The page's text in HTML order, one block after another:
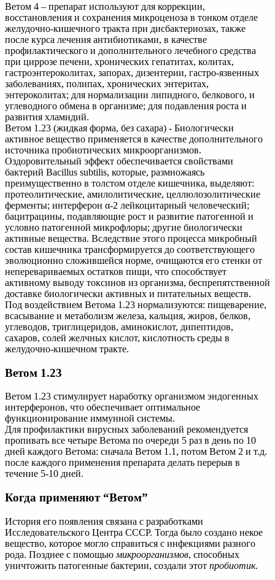
Ветом 4 – препарат используют для коррекции,
восстановления и сохранения микроценоза в тонком отделе
желудочно-кишечного тракта при дисбактериозах, также
после курса лечения антибиотиками, в качестве
профилактического и дополнительного лечебного средства
при циррозе печени, хронических гепатитах, колитах,
гастроэнтероколитах, запорах, дизентерии, гастро-язвенных
заболеваниях, полипах, хронических энтеритах,
энтероколитах; для нормализации липидного, белкового, и
углеводного обмена в организме; для подавления роста и
развития хламидий.
Ветом 1.23 (жидкая форма, без сахара) - Биологически
активное вещество применяется в качестве дополнительного
источника пробиотических микроорганизмов.
Оздоровительный эффект обеспечивается свойствами
бактерий Bacillus subtilis, которые, размножаясь
преимущественно в толстом отделе кишечника, выделяют:
протеолитические, амилолитические, целлюлозолитические
ферменты; интерферон α-2 лейкоцитарный человеческий;
бацитрацины, подавляющие рост и развитие патогенной и
условно патогенной микрофлоры; другие биологически
активные вещества. Вследствие этого процесса микробный
состав кишечника трансформируется до соответствующего
эволюционно сложившейся норме, очищаются его стенки от
неперевариваемых остатков пищи, что способствует
активному выводу токсинов из организма, беспрепятственной
доставке биологически активных и питательных веществ.
Под воздействием Ветома 1.23 нормализуются: пищеварение,
всасывание и метаболизм железа, кальция, жиров, белков,
углеводов, триглицеридов, аминокислот, дипептидов,
сахаров, солей желчных кислот, кислотность среды в
желудочно-кишечном тракте.
Ветом 1.23
Ветом 1.23 стимулирует наработку организмом эндогенных
интерферонов, что обеспечивает оптимальное
функционирование иммунной системы.
Для профилактики вирусных заболеваний рекомендуется
пропивать все четыре Ветома по очереди 5 раз в день по 10
дней каждого Ветома: сначала Ветом 1.1, потом Ветом 2 и т.д.
после каждого применения препарата делать перерыв в
течение 5-10 дней.
Когда применяют “Ветом”
История его появления связана с разработками
Исследовательского Центра СССР. Тогда было создано некое
вещество, которое могло справиться с инфекциями разного
рода. Позднее с помощью микроорганизмов, способных
уничтожить патогенные бактерии, создали этот пробиотик.